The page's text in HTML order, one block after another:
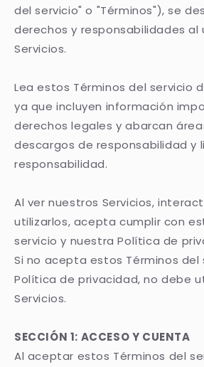
del servicio" o "Términos"), se
derechos y responsabilidades al
Servicios.
Lea estos Términos del servicio
ya que incluyen información
derechos legales y abarcan
descargos de responsabilidad y
responsabilidad.
Al ver nuestros Servicios,
utilizarlos, acepta cumplir con
servicio y nuestra Política de
Si no acepta estos Términos del
Política de privacidad, no debe
Servicios.
SECCIÓN 1: ACCESO Y CUENTA
Al aceptar estos Términos del